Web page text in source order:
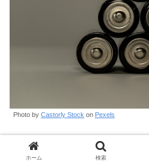
Photo by Castorly Stock on Pexels
サーキュレーター併用
ホーム 検索